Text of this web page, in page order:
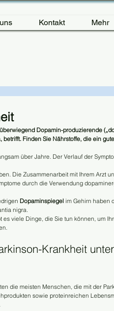
Kontakt Mehr
Dopamin-produzierende
Finden Sie Nährstoffe, die ein
über Jahre. Der Verlauf der
Die Zusammenarbeit mit Ihrem Arzt
durch die Verwendung
Dopaminspiegel im Gehirn haben
nigra.
viele Dinge, die Sie tun können, um
Krankheit
die meisten Menschen, die mit der
sowie proteinreichen